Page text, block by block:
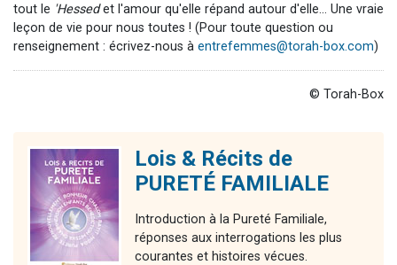
tout le 'Hessedet l'amour qu'elle répand autour d'elle... Une vraie
leçon de vie pour nous toutes ! (Pour toute question ou
renseignement : écrivez-nous à entrefemmes@torah-box.com)
© Torah-Box
Lois & Récits de
PURETÉ FAMILIALE
Introduction à la Pureté Familiale,
réponses aux interrogations les plus
courantes et histoires vécues.